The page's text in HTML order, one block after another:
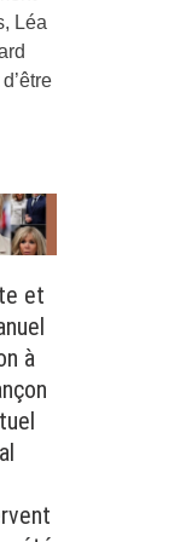
Léa
et
à